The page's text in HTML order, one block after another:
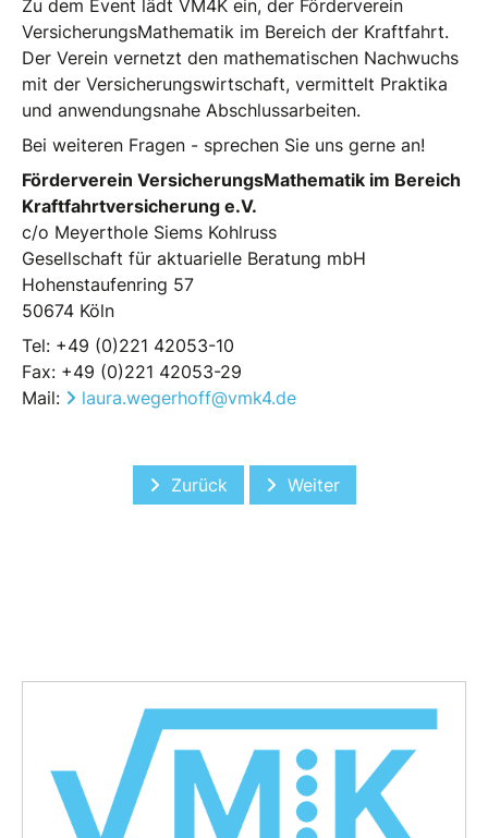
Zu dem Event lädt VM4K ein, der Förderverein
VersicherungsMathematik im Bereich der Kraftfahrt.
Der Verein vernetzt den mathematischen Nachwuchs
mit der Versicherungswirtschaft, vermittelt Praktika
und anwendungsnahe Abschlussarbeiten.
Bei weiteren Fragen - sprechen Sie uns gerne an!
Förderverein VersicherungsMathematik im Bereich
Kraftfahrtversicherung e.V.
c/o Meyerthole Siems Kohlruss
Gesellschaft für aktuarielle Beratung mbH
Hohenstaufenring 57
50674 Köln
Tel: +49 (0)221 42053-10
Fax: +49 (0)221 42053-29
Mail:
laura.wegerhoff@vmk4.de
Vorheriger Beitrag: TH Köln
Zurück Nächster Beitrag:
Weiter